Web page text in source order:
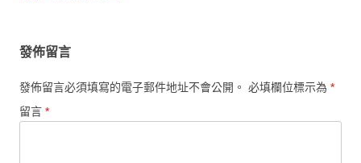
發佈留言
發佈留言必須填寫的電子郵件地址不會公開。 必填欄位標示為 *
留言 *